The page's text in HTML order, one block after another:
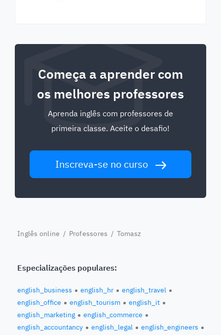
Começa a aprender com
os melhores professores
Aprenda inglês com professores de
primeira classe. Aceite o desafio!
Inscreva-se no curso
Inglês online / Professores / Tomasz
Especializações populares:
english_business english_hr
english_travel
english_office
english_tourism
english_it
english_marketing
english_commerce
english_accountancy
english_legal english_engineers